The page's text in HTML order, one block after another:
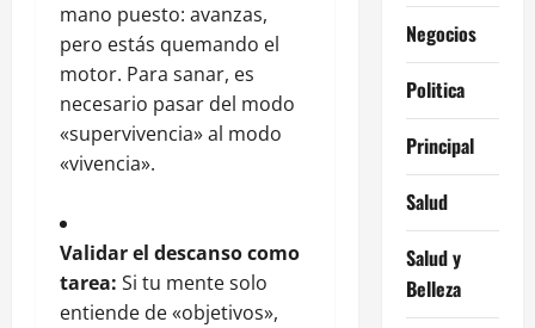
mano puesto: avanzas,
pero estás quemando el
motor. Para sanar, es
necesario pasar del modo
«supervivencia» al modo
«vivencia».
Validar el descanso como
tarea: Si tu mente solo
entiende de «objetivos»,
Negocios
Politica
Principal
Salud
Salud y
Belleza